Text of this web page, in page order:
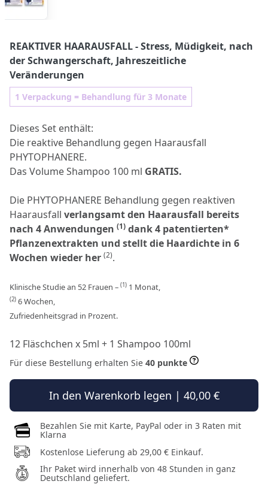
REAKTIVER HAARAUSFALL- Stress, Müdigkeit, nach
der Schwangerschaft, Jahreszeitliche
Veränderungen
1 Verpackung = Behandlung für 3 Monate
Dieses Set enthält:
Die reaktive Behandlung gegen Haarausfall
PHYTOPHANERE.
Das Volume Shampoo 100 ml GRATIS.
Die PHYTOPHANERE Behandlung gegen reaktiven
Haarausfall verlangsamt den Haarausfall bereits
nach 4 Anwendungen (1) dank 4 patentierten*
Pflanzenextrakten und stellt die Haardichte in 6
Wochen wieder her (2).
Klinische Studie an 52 Frauen – (1) 1 Monat,
(2) 6 Wochen,
Zufriedenheitsgrad in Prozent.
12 Fläschchen x 5ml + 1 Shampoo 100ml
Für diese Bestellung erhalten Sie 40 punkte
In den Warenkorb legen | 40,00 €
Bezahlen Sie mit Karte, PayPal oder in 3 Raten mit
Klarna
Kostenlose Lieferung ab 29,00 € Einkauf.
Ihr Paket wird innerhalb von 48 Stunden in ganz
Deutschland geliefert.